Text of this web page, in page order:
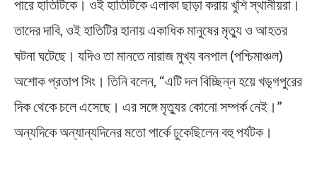
পারে হাতিটিকে। ওই হাতিটিকে এলাকা ছাড়া করায় খুশি স্থানীয়রা।
তাদের দাবি, ওই হাতিটির হানায় একাধিক মানুষের মৃত্যু ও আহতর
ঘটনা ঘটেছে। যদিও তা মানতে নারাজ মুখ্য বনপাল (পশ্চিমাঞ্চল)
অশোক প্রতাপ সিং। তিনি বলেন, “এটি দল বিচ্ছিন্ন হয়ে খড়্গপুরের
দিক থেকে চলে এসেছে। এর সঙ্গে মৃত্যুর কোনো সম্পর্ক নেই।”
অন্যদিকে অন্যান্যদিনের মতো পার্কে ঢুকেছিলেন বহু পর্যটক।